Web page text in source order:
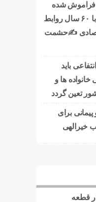
فراموش شده
بنام بدره و سربندر با ۶۰ سال روابط
✍حشمت
باید
ها و
تعین گردد
برای
خیرالهی
قطعه